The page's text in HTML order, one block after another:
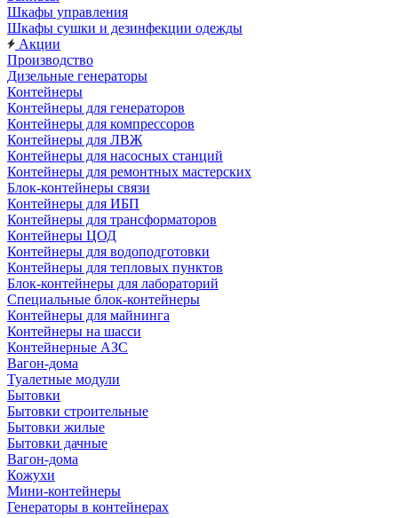
Шкафы управления
Шкафы сушки и дезинфекции одежды
Акции
Производство
Дизельные генераторы
Контейнеры
Контейнеры для генераторов
Контейнеры для компрессоров
Контейнеры для ЛВЖ
Контейнеры для насосных станций
Контейнеры для ремонтных мастерских
Блок-контейнеры связи
Контейнеры для ИБП
Контейнеры для трансформаторов
Контейнеры ЦОД
Контейнеры для водоподготовки
Контейнеры для тепловых пунктов
Блок-контейнеры для лабораторий
Специальные блок-контейнеры
Контейнеры для майнинга
Контейнеры на шасси
Контейнерные АЗС
Вагон-дома
Туалетные модули
Бытовки
Бытовки строительные
Бытовки жилые
Бытовки дачные
Вагон-дома
Кожухи
Мини-контейнеры
Генераторы в контейнерах